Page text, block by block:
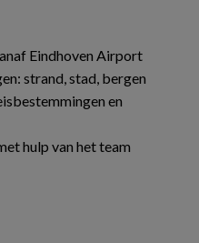
Eindhoven Airport
strand, stad, bergen
en
hulp van het team